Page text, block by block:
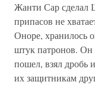
Жанти Сар сделал
припасов не
Оноре, хранилось
штук патронов. Он
пошел, взял дробь
их защитникам